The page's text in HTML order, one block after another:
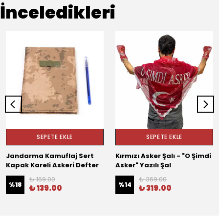
İnceledikleri
SEPETE EKLE
Jandarma Kamuflaj Sert
Kapak Kareli Askeri Defter
%18
₺ 169.00
₺ 139.00
SEPETE EKLE
Kırmızı Asker Şalı - "O Şimdi
Asker" Yazılı Şal
%14
₺ 369.00
₺ 319.00